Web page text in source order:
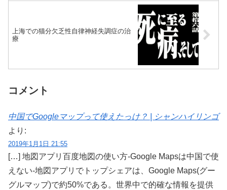
上海での猫分欠乏性自律神経失調症の治
療
コメント
中国でGoogleマップって使えたっけ？ | シャンハイリンゴ
より:
2019年1月1日 21:55
[…] 地図アプリ百度地図の使い方-Google Mapsは中国で使
えない-地図アプリでトップシェアは、Google Maps(グー
グルマップ)で約50%である。世界中で的確な情報を提供